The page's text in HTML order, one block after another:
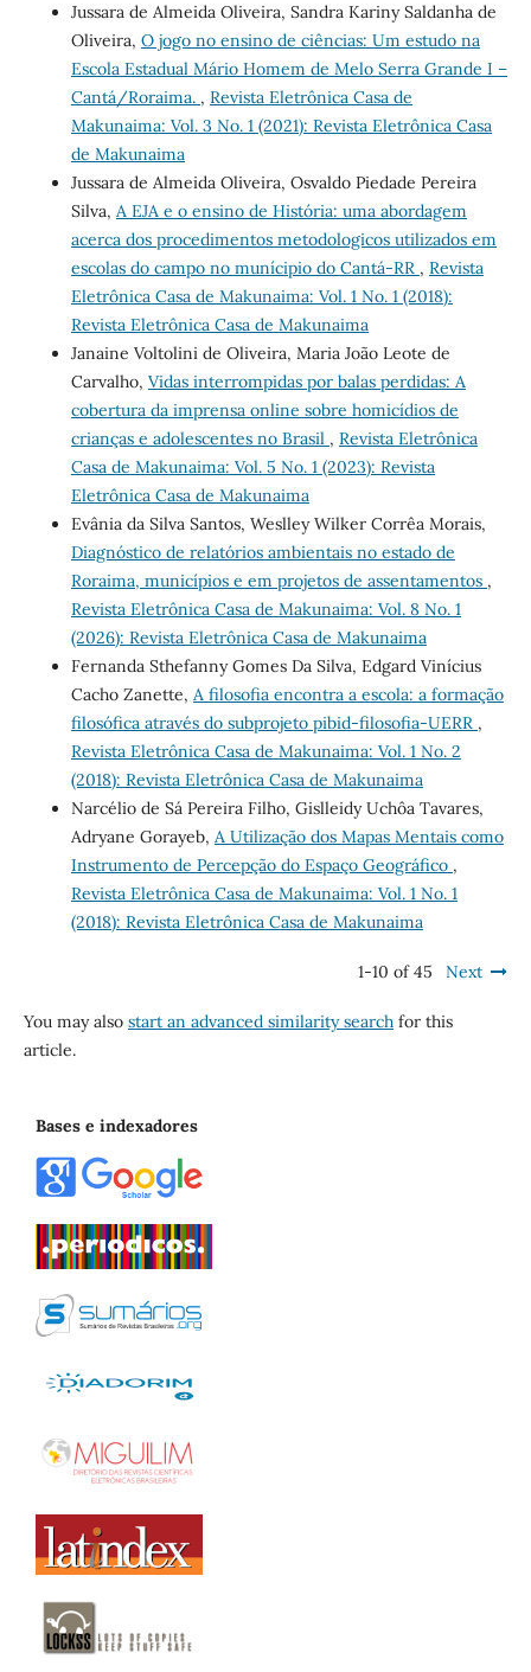
Jussara de Almeida Oliveira, Sandra Kariny Saldanha de
Oliveira, O jogo no ensino de ciências: Um estudo na
Escola Estadual Mário Homem de Melo Serra Grande I –
Cantá/Roraima. , Revista Eletrônica Casa de
Makunaima: Vol. 3 No. 1 (2021): Revista Eletrônica Casa
de Makunaima
Jussara de Almeida Oliveira, Osvaldo Piedade Pereira
Silva, A EJA e o ensino de História: uma abordagem
acerca dos procedimentos metodologicos utilizados em
escolas do campo no munícipio do Cantá-RR , Revista
Eletrônica Casa de Makunaima: Vol. 1 No. 1 (2018):
Revista Eletrônica Casa de Makunaima
Janaine Voltolini de Oliveira, Maria João Leote de
Carvalho, Vidas interrompidas por balas perdidas: A
cobertura da imprensa online sobre homicídios de
crianças e adolescentes no Brasil , Revista Eletrônica
Casa de Makunaima: Vol. 5 No. 1 (2023): Revista
Eletrônica Casa de Makunaima
Evânia da Silva Santos, Weslley Wilker Corrêa Morais,
Diagnóstico de relatórios ambientais no estado de
Roraima, municípios e em projetos de assentamentos ,
Revista Eletrônica Casa de Makunaima: Vol. 8 No. 1
(2026): Revista Eletrônica Casa de Makunaima
Fernanda Sthefanny Gomes Da Silva, Edgard Vinícius
Cacho Zanette, A filosofia encontra a escola: a formação
filosófica através do subprojeto pibid-filosofia-UERR ,
Revista Eletrônica Casa de Makunaima: Vol. 1 No. 2
(2018): Revista Eletrônica Casa de Makunaima
Narcélio de Sá Pereira Filho, Gislleidy Uchôa Tavares,
Adryane Gorayeb, A Utilização dos Mapas Mentais como
Instrumento de Percepção do Espaço Geográfico ,
Revista Eletrônica Casa de Makunaima: Vol. 1 No. 1
(2018): Revista Eletrônica Casa de Makunaima
1-10 of 45 Next
You may also start an advanced similarity searchfor this
article.
Bases e indexadores